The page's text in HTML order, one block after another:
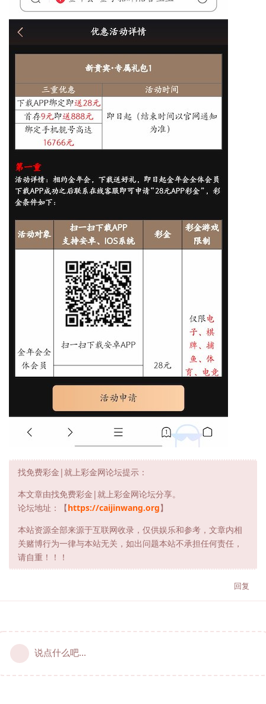
找免费彩金|就上彩金网论坛提示：
本文章由找免费彩金|就上彩金网论坛分享。
论坛地址：【https://caijinwang.org】
本站资源全部来源于互联网收录，仅供娱乐和参考，文章内相
关赌博行为一律与本站无关，如出问题本站不承担任何责任，
请自重！！！
回复
说点什么吧...